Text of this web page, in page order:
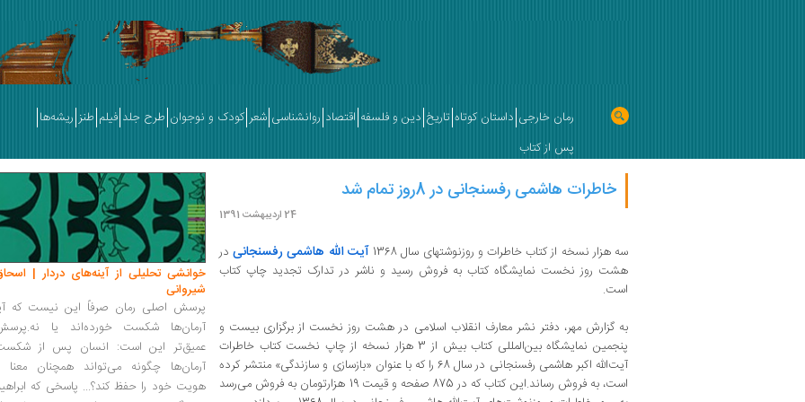
رمان خارجی داستان کوتاه تاریخ دین و فلسفه اقتصاد روانشناسی شعر کودک و نوجوان طرح جلد فیلم طنز ریشه‌ها
پس از کتاب
خاطرات هاشمی رفسنجانی در 8روز تمام شد
24 اردیبهشت 1391
سه هزار نسخه از کتاب خاطرات و روزنوشتهای سال 1368 آیت الله هاشمی رفسنجانیدر
هشت روز نخست نمایشگاه کتاب به فروش رسید و ناشر در تدارک تجدید چاپ کتاب
است.
به گزارش مهر، دفتر نشر معارف انقلاب اسلامی در هشت روز نخست از برگزاری بیست و
پنجمین نمایشگاه بین‌المللی کتاب بیش از 3 هزار نسخه از چاپ نخست کتاب خاطرات
آیت‌‌الله اکبر هاشمی رفسنجانی در سال 68 را که با عنوان «بازسازی و سازندگی» منتشر کرده
است، به فروش رساند.این کتاب که در 875 صفحه و قیمت 19 هزارتومان به فروش می‌رسد
خوانشی تحلیلی از آینه‌های دردار |
شیروانی
پرسش اصلی رمان صرفاً این نیست که
آرمان‌ها شکست خورده‌اند یا
عمیق‌تر این است: انسان پس از
آرمان‌ها چگونه می‌تواند همچنان معنا
هویت خود را حفظ کند؟... پاسخی که